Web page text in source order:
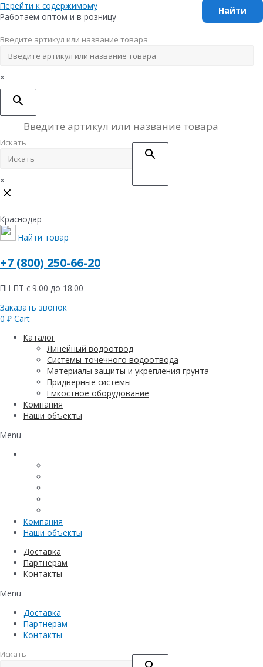
Перейти к содержимому
Работаем оптом и в розницу
Введите артикул или название товара
×
Искать
×
Краснодар
Найти товар
+7 (800) 250-66-20
ПН-ПТ с 9.00 до 18.00
Заказать звонок
0 ₽ Cart
Каталог
Линейный водоотвод
Системы точечного водоотвода
Материалы защиты и укрепления грунта
Придверные системы
Емкостное оборудование
Компания
Наши объекты
Menu
Компания
Наши объекты
Доставка
Партнерам
Контакты
Menu
Доставка
Партнерам
Контакты
Искать